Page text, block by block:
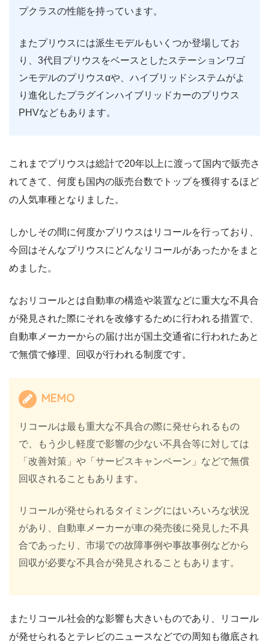
プクラスの性能を持っています。
またプリウスには派生モデルもいくつか登場してお
り、3代目プリウスをベースとしたステーションワゴ
ンモデルのプリウスαや、ハイブリッドシステムがよ
り進化したプラグインハイブリッドカーのプリウス
PHVなどもあります。
これまでプリウスは総計で20年以上に渡って国内で販売さ
れてきて、何度も国内の販売台数でトップを獲得するほど
の人気車種となりました。
しかしその間に何度かプリウスはリコールを行っており、
今回はそんなプリウスにどんなリコールがあったかをまと
めました。
なおリコールとは自動車の構造や装置などに重大な不具合
が発見された際にそれを改修するために行われる措置で、
自動車メーカーからの届け出が国土交通省に行われたあと
で無償で修理、回収が行われる制度です。
MEMO
リコールは最も重大な不具合の際に発せられるもの
で、もう少し軽度で影響の少ない不具合等に対しては
「改善対策」や「サービスキャンペーン」などで無償
回収されることもあります。
リコールが発せられるタイミングにはいろいろな状況
があり、自動車メーカーが車の発売後に発見した不具
合であったり、市場での故障事例や事故事例などから
回収が必要な不具合が発見されることもあります。
またリコール社会的な影響も大きいものであり、リコール
が発せられるとテレビのニュースなどでの周知も徹底され